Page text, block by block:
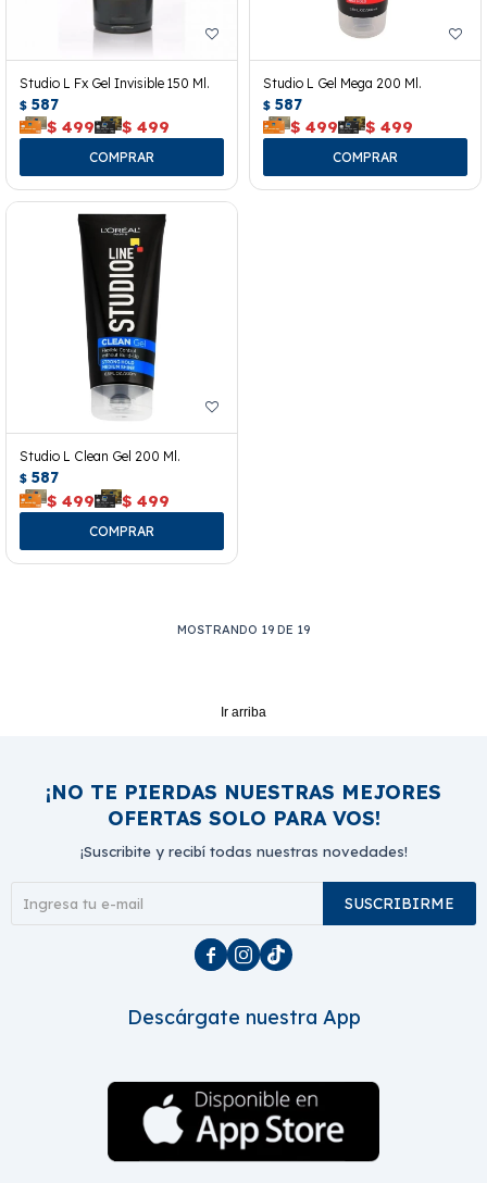
Studio L Fx Gel Invisible 150 Ml.
$ 587
$ 499 $ 499
Studio L Gel Mega 200 Ml.
$ 587
$ 499 $ 499
Studio L Clean Gel 200 Ml.
$ 587
$ 499 $ 499
MOSTRANDO 19 DE 19
Ir arriba
¡NO TE PIERDAS NUESTRAS MEJORES
OFERTAS SOLO PARA VOS!
¡Suscribite y recibí todas nuestras novedades!
SUSCRIBIRME
  
Descárgate nuestra App